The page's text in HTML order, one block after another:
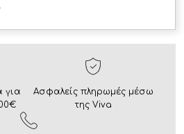
για
Ασφαλείς πληρωμές μέσω
της Viva